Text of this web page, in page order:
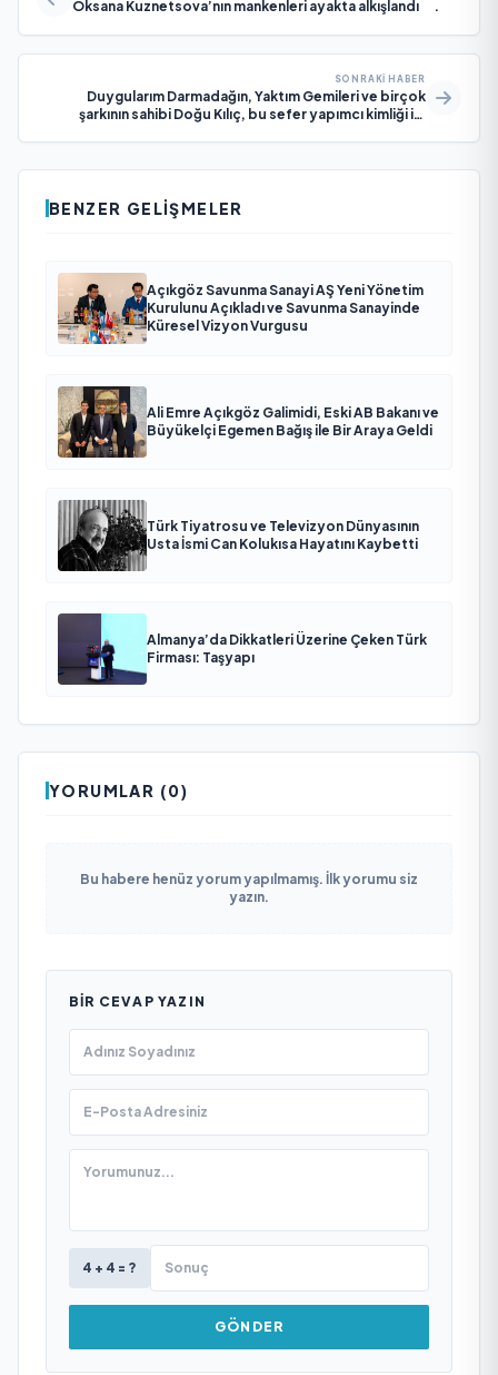
Oksana Kuznetsova’nın mankenleri ayakta alkışlandı .
SONRAKI HABER
Duygularım Darmadağın, Yaktım Gemileri ve birçok
şarkının sahibi Doğu Kılıç, bu sefer yapımcı kimliği ile
BENZER GELIŞMELER
Açıkgöz Savunma Sanayi AŞ Yeni Yönetim
Kurulunu Açıkladı ve Savunma Sanayinde
Küresel Vizyon Vurgusu
Ali Emre Açıkgöz Galimidi, Eski AB Bakanı ve
Büyükelçi Egemen Bağış ile Bir Araya Geldi
Türk Tiyatrosu ve Televizyon Dünyasının
Usta İsmi Can Kolukısa Hayatını Kaybetti
Almanya’da Dikkatleri Üzerine Çeken Türk
Firması: Taşyapı
YORUMLAR (0)
Bu habere henüz yorum yapılmamış. İlk yorumu siz
yazın.
BIR CEVAP YAZIN
4 + 4 = ?
GÖNDER